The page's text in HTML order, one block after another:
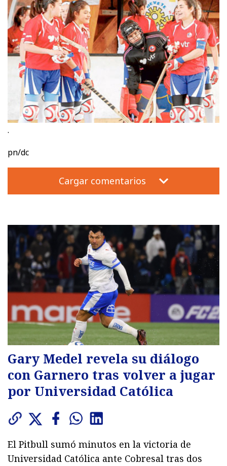
.
pn/dc
Cargar comentarios
Gary Medel revela su diálogo
con Garnero tras volver a jugar
por Universidad Católica
El Pitbull sumó minutos en la victoria de
Universidad Católica ante Cobresal tras dos